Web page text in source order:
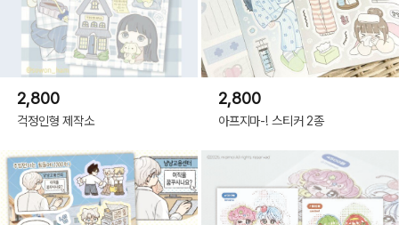
2,800
걱정인형 제작소
2,800
아프지마-! 스티커 2종